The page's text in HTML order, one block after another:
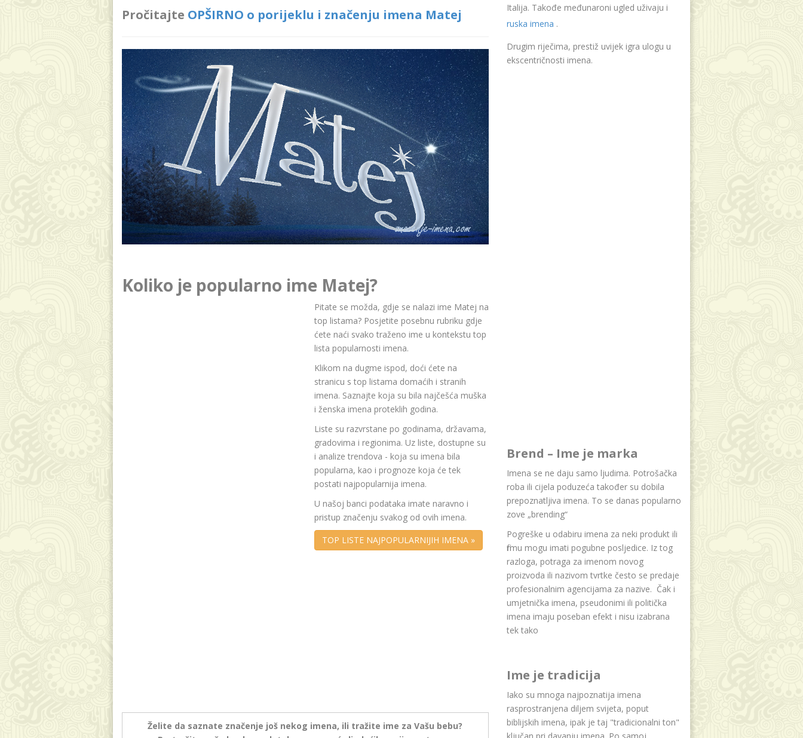
Pročitajte OPŠIRNO o porijeklu i značenju imena Matej
Koliko je popularno ime Matej?
Pitate se možda, gdje se nalazi ime Matej na
top listama? Posjetite posebnu rubriku gdje
ćete naći svako traženo ime u kontekstu top
lista popularnosti imena.
Klikom na dugme ispod, doći ćete na
stranicu s top listama domaćih i stranih
imena. Saznajte koja su bila najčešća muška
i ženska imena proteklih godina.
Liste su razvrstane po godinama, državama,
gradovima i regionima. Uz liste, dostupne su
i analize trendova - koja su imena bila
popularna, kao i prognoze koja će tek
postati najpopularnija imena.
U našoj banci podataka imate naravno i
pristup značenju svakog od ovih imena.
TOP LISTE NAJPOPULARNIJIH IMENA »
Želite da saznate značenje još nekog imena, ili tražite ime za Vašu bebu?
Italija. Takođe međunaroni ugled uživaju i
ruska imena .
Drugim riječima, prestiž uvijek igra ulogu u
ekscentričnosti imena.
Brend – Ime je marka
Imena se ne daju samo ljudima. Potrošačka
roba ili cijela poduzeća također su dobila
prepoznatljiva imena. To se danas popularno
zove „brending“
Pogreške u odabiru imena za neki produkt ili
firmu mogu imati pogubne posljedice. Iz tog
razloga, potraga za imenom novog
proizvoda ili nazivom tvrtke često se predaje
profesionalnim agencijama za nazive. Čak i
umjetnička imena, pseudonimi ili politička
imena imaju poseban efekt i nisu izabrana
tek tako
Ime je tradicija
Iako su mnoga najpoznatija imena
rasprostranjena diljem svijeta, poput
biblijskih imena, ipak je taj "tradicionalni ton"